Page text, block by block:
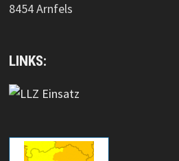
8454 Arnfels
LINKS: